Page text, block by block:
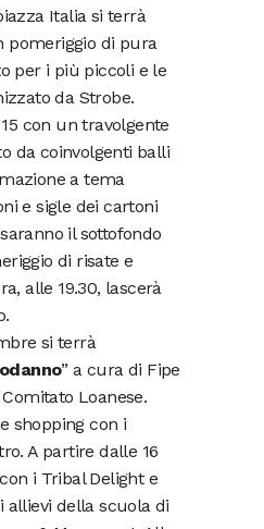
Italia si terrà
pomeriggio di pura
per i più piccoli e le
da Strobe.
con un travolgente
da coinvolgenti balli
a tema
e sigle dei cartoni
il sottofondo
di risate e
alle 19.30, lascerà
si terrà
” a cura di Fipe
Loanese.
shopping con i
A partire dalle 16
i Tribal Delight e
allievi della scuola di